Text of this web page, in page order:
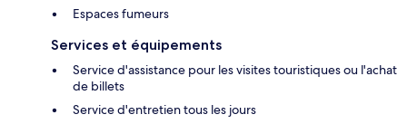
Espaces fumeurs
Services et équipements
Service d'assistance pour les visites touristiques ou l'achat
de billets
Service d'entretien tous les jours